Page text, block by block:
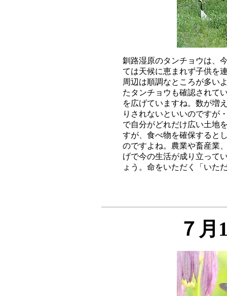
釧路湿原のタンチョウは、
ては天候に恵まれず子供を
周辺は順調なところが多い
たタンチョウも確認されて
を広げていますね。数が増
りされないといいのですが
で自分がどれだけ広い土地
すが、食べ物を確保すると
のですよね。農業や畜産業
げで今の生活が成り立って
７月